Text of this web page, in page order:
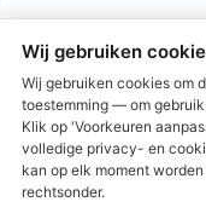
Max Factor
Etos aanbiedingen:
Aussie
Gillette
Gezichtsverzorging
Wij gebruiken
Wij gebruiken cookies om
toestemming — om
Klik op 'Voorkeuren
volledige privacy- en
kan op elk moment
rechtsonder.